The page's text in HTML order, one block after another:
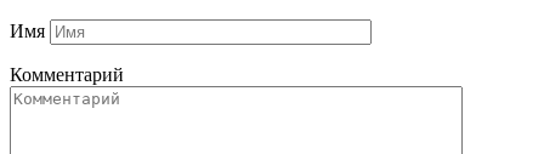
Имя
Комментарий